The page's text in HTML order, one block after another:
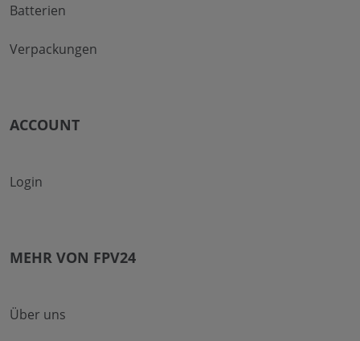
Batterien
Verpackungen
ACCOUNT
Login
MEHR VON FPV24
Über uns